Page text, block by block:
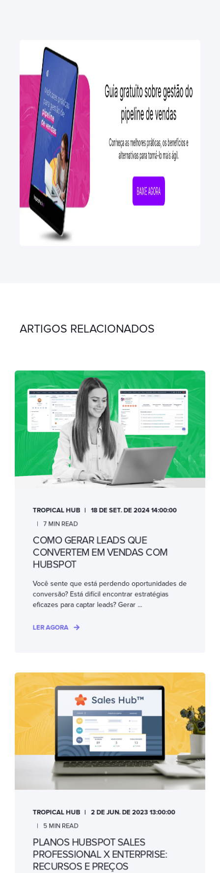
ARTIGOS RELACIONADOS
TROPICAL HUB 18 DE SET. DE 2024 14:00:00
7 MIN READ
COMO GERAR LEADS QUE
CONVERTEM EM VENDAS COM
HUBSPOT
Você sente que está perdendo oportunidades de
conversão? Está difícil encontrar estratégias
eficazes para captar leads? Gerar ...
LER AGORA
TROPICAL HUB 2 DE JUN. DE 2023 13:00:00
5 MIN READ
PLANOS HUBSPOT SALES
PROFESSIONAL X ENTERPRISE:
RECURSOS E PREÇOS